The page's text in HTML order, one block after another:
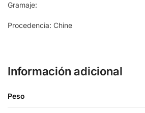
Gramaje:
Procedencia: Chine
Información adicional
Peso